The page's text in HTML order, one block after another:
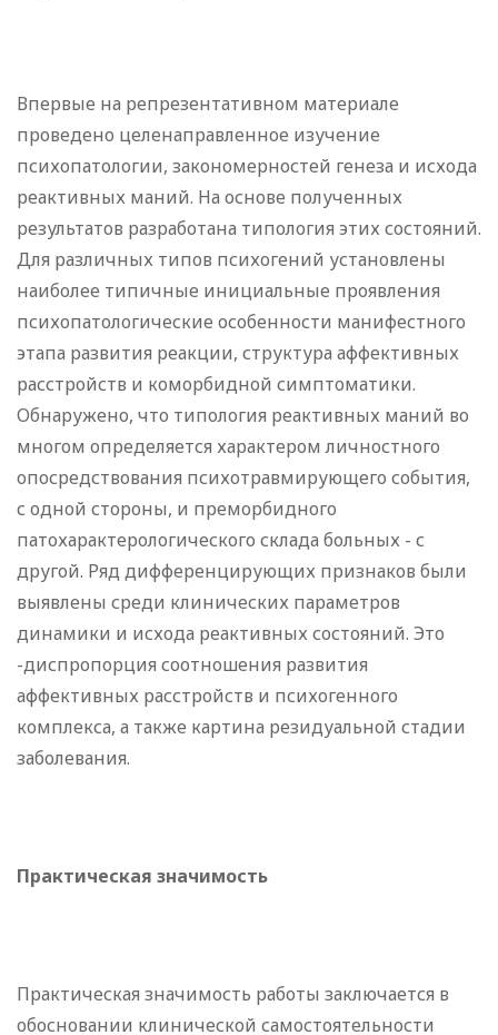
Впервые на репрезентативном материале
проведено целенаправленное изучение
психопатологии, закономерностей генеза и исхода
реактивных маний. На основе полученных
результатов разработана типология этих состояний.
Для различных типов психогений установлены
наиболее типичные инициальные проявления
психопатологические особенности манифестного
этапа развития реакции, структура аффективных
расстройств и коморбидной симптоматики.
Обнаружено, что типология реактивных маний во
многом определяется характером личностного
опосредствования психотравмирующего события,
с одной стороны, и преморбидного
патохарактерологического склада больных - с
другой. Ряд дифференцирующих признаков были
выявлены среди клинических параметров
динамики и исхода реактивных состояний. Это
-диспропорция соотношения развития
аффективных расстройств и психогенного
комплекса, а также картина резидуальной стадии
заболевания.
Практическая значимость
Практическая значимость работы заключается в
обосновании клинической самостоятельности